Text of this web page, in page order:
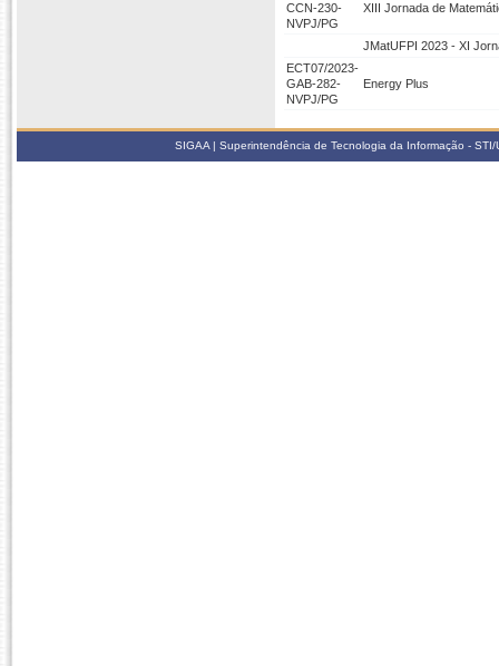
CCN-230-
NVPJ/PG
XIII Jornada de
JMatUFPI 2023 - XI
ECT07/2023-
GAB-282-
NVPJ/PG
Energy Plus
SIGAA | Superintendência de Tecnologia da Informação -